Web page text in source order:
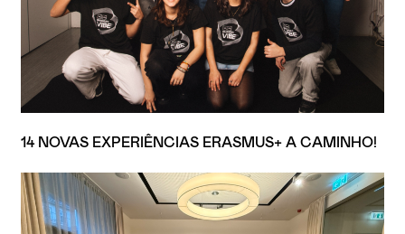
14 NOVAS EXPERIÊNCIAS ERASMUS+ A CAMINHO!